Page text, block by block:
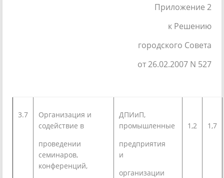
Приложение 2
к Решению
городского Совета
от 26.02.2007 N 527
3.7
Организация и
содействие в
проведении
семинаров,
конференций,
ДПИиП,
промышленные
предприятия
и
организации
1,2 1,7